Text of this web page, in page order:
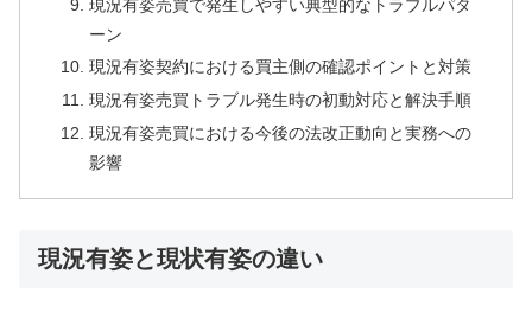
現況有姿売買で発生しやすい典型的なトラブルパタ
ーン
現況有姿契約における買主側の確認ポイントと対策
現況有姿売買トラブル発生時の初動対応と解決手順
現況有姿売買における今後の法改正動向と実務への
影響
現況有姿と現状有姿の違い